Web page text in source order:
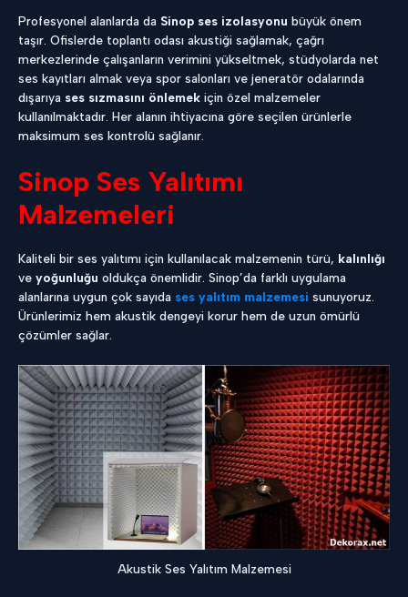
Profesyonel alanlarda da Sinop ses izolasyonu büyük önem
taşır. Ofislerde toplantı odası akustiği sağlamak, çağrı
merkezlerinde çalışanların verimini yükseltmek, stüdyolarda net
ses kayıtları almak veya spor salonları ve jeneratör odalarında
dışarıya ses sızmasını önlemek için özel malzemeler
kullanılmaktadır. Her alanın ihtiyacına göre seçilen ürünlerle
maksimum ses kontrolü sağlanır.
Sinop Ses Yalıtımı
Malzemeleri
Kaliteli bir ses yalıtımı için kullanılacak malzemenin türü, kalınlığı
ve yoğunluğu oldukça önemlidir. Sinop’da farklı uygulama
alanlarına uygun çok sayıda ses yalıtım malzemesi sunuyoruz.
Ürünlerimiz hem akustik dengeyi korur hem de uzun ömürlü
çözümler sağlar.
Akustik Ses Yalıtım Malzemesi